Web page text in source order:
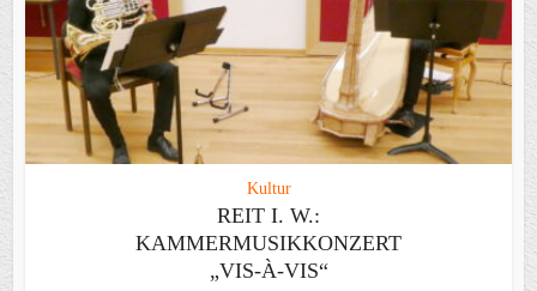
Kultur
REIT I. W.:
KAMMERMUSIKKONZERT
„VIS-À-VIS“